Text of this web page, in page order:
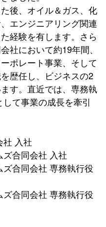
後、オイル＆ガス、化
エンジニアリング関連
経験を有します。さら
社において約19年間、
ポレート事業、そして
歴任し、ビジネスの2
す。直近では、専務執
て事業の成長を牽引
社 入社
ズ合同会社 入社
合同会社 専務執行役
合同会社 専務執行役